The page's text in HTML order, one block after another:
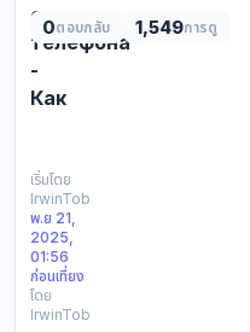
с
телефона
-
Как
ДОСТУПНЫХ
ССЫЛОК
ДЛЯ
ВХОДА
НА
MEGA:
Зеркала
เริ่มโดย
IrwinTob
พ.ย 21,
2025,
01:56
ก่อนเที่ยง
โดย
IrwinTob
0ตอบกลับ 1,549การดู